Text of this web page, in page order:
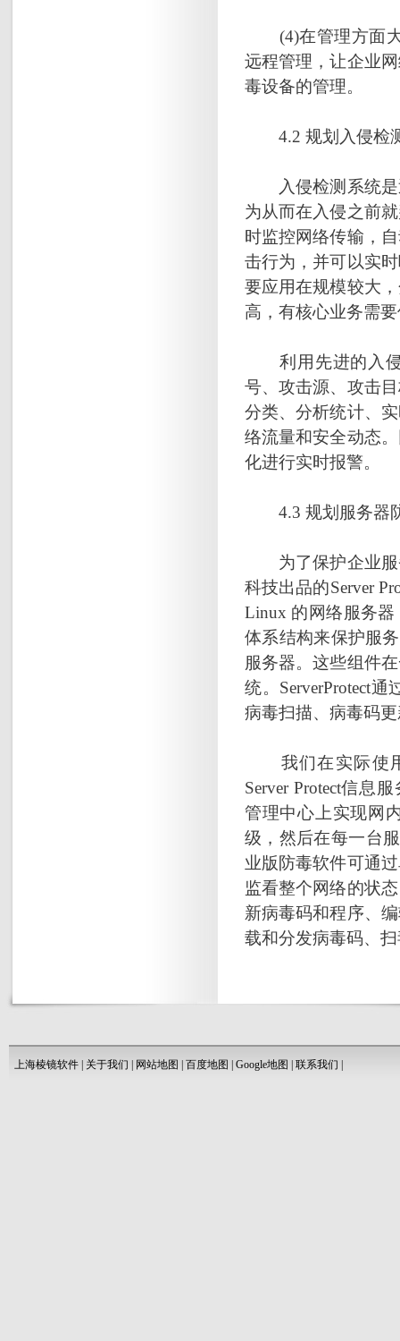
(4)在管理方面大
远程管理，让企业
毒设备的管理。
4.2 规划入侵检
入侵检测系统是
为从而在入侵之前
时监控网络传输，
击行为，并可以实
要应用在规模较大
高，有核心业务需
利用先进的入侵
号、攻击源、攻击
分类、分析统计、
络流量和安全动态
化进行实时报警。
4.3 规划服务器
为了保护企业服
科技出品的Server
Linux 的网络服务器
体系结构来保护服
服务器。这些组件
统。ServerProtect
病毒扫描、病毒码
我们在实际使用
Server Protect信息
管理中心上实现网
级，然后在每一台
业版防毒软件可通
监看整个网络的状
新病毒码和程序、
载和分发病毒码、
上海棱镜软件 关于我们 网站地图 百度地图 Google地图 联系我们